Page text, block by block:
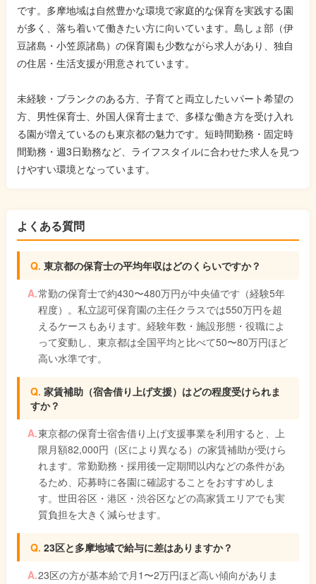
です。多摩地域は自然豊かな環境で家庭的な保育を実践する園
が多く、落ち着いて働きたい方に向いています。島しょ部（伊
豆諸島・小笠原諸島）の保育園も少数ながら求人があり、独自
の住居・生活支援が用意されています。
未経験・ブランクのある方、子育てと両立したいパート希望の
方、男性保育士、外国人保育士まで、多様な働き方を受け入れ
る園が増えているのも東京都の魅力です。短時間勤務・固定時
間勤務・週3日勤務など、ライフスタイルに合わせた求人を見つ
けやすい環境となっています。
よくある質問
東京都の保育士の平均年収はどのくらいですか？
常勤の保育士で約430〜480万円が中央値です（経験5年
程度）。私立認可保育園の主任クラスでは550万円を超
えるケースもあります。経験年数・施設形態・役職によ
って変動し、東京都は全国平均と比べて50〜80万円ほど
高い水準です。
家賃補助（宿舎借り上げ支援）はどの程度受けられま
すか？
東京都の保育士宿舎借り上げ支援事業を利用すると、上
限月額82,000円（区により異なる）の家賃補助が受けら
れます。常勤勤務・採用後一定期間以内などの条件があ
るため、応募時に各園に確認することをおすすめしま
す。世田谷区・港区・渋谷区などの高家賃エリアでも実
質負担を大きく減らせます。
23区と多摩地域で給与に差はありますか？
23区の方が基本給で月1〜2万円ほど高い傾向がありま